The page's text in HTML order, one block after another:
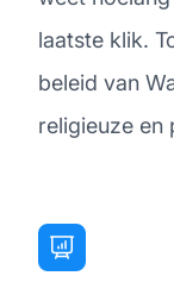
laatste klik.
beleid van
religieuze en